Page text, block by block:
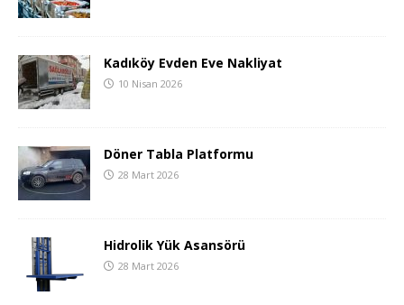
Kadıköy Evden Eve Nakliyat
10 Nisan 2026
Döner Tabla Platformu
28 Mart 2026
Hidrolik Yük Asansörü
28 Mart 2026